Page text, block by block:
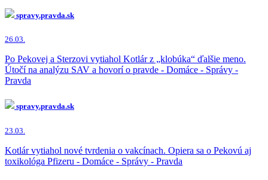
spravy.pravda.sk
26.03.
Po Pekovej a Sterzovi vytiahol Kotlár z „klobúka“ ďalšie meno.
Útočí na analýzu SAV a hovorí o pravde - Domáce - Správy -
Pravda
spravy.pravda.sk
23.03.
Kotlár vytiahol nové tvrdenia o vakcínach. Opiera sa o Pekovú aj
toxikológa Pfizeru - Domáce - Správy - Pravda